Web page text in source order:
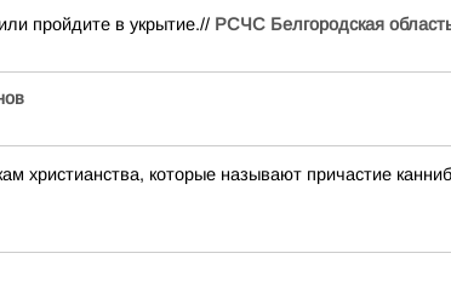
пройдите в укрытие.// РСЧС Белгородская
христианства, которые называют причастие